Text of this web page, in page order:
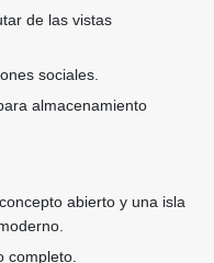
de las vistas
sociales.
almacenamiento
abierto y una isla
completo.